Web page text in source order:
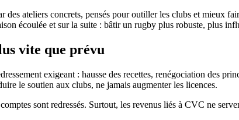
ateliers concrets, pensés pour outiller les clubs et mieux
écoulée et sur la suite : bâtir un rugby plus robuste, plus
vite que prévu
exigeant : hausse des recettes, renégociation des
le soutien aux clubs, ne jamais augmenter les licences.
sont redressés. Surtout, les revenus liés à CVC ne